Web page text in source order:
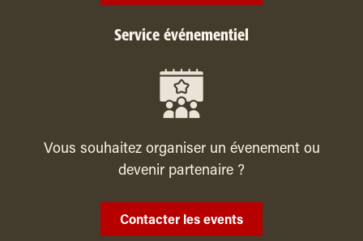
Service événementiel
Vous souhaitez organiser un évenement ou
devenir partenaire ?
Contacter les events